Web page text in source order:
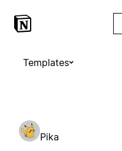
Templates
Pika